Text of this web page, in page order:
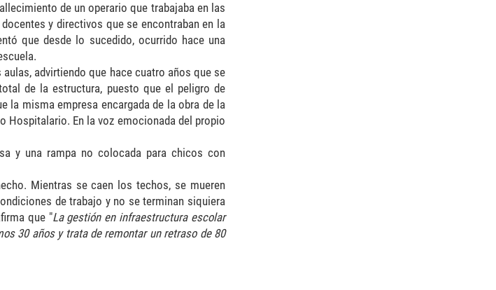
de un operario que trabajaba en las
y directivos que se encontraban en la
que desde lo sucedido, ocurrido hace una
advirtiendo que hace cuatro años que se
de la estructura, puesto que el peligro de
la misma empresa encargada de la obra de la
Hospitalario. En la voz emocionada del propio
y una rampa no colocada para chicos con
Mientras se caen los techos, se mueren
de trabajo y no se terminan siquiera
que "La gestión en infraestructura escolar
30 años y trata de remontar un retraso de 80